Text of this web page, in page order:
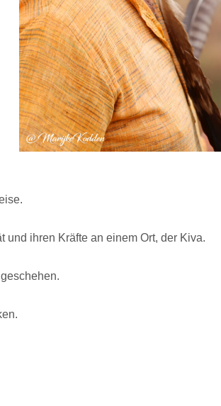
ihren Kräfte an einem Ort, der Kiva.